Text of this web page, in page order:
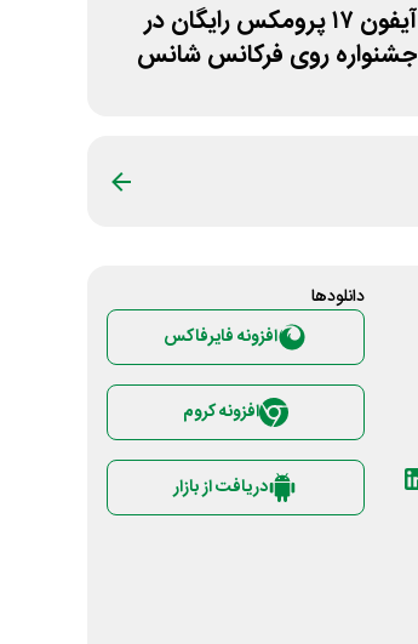
آیفون ۱۷ پرومکس رایگان در
جشنواره روی فرکانس شانس
دانلود‌ها
افزونه فایرفاکس
افزونه کروم
دریافت از بازار